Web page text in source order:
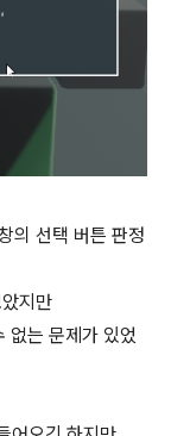
의 선택 버튼 판정
지만
없는 문제가 있었